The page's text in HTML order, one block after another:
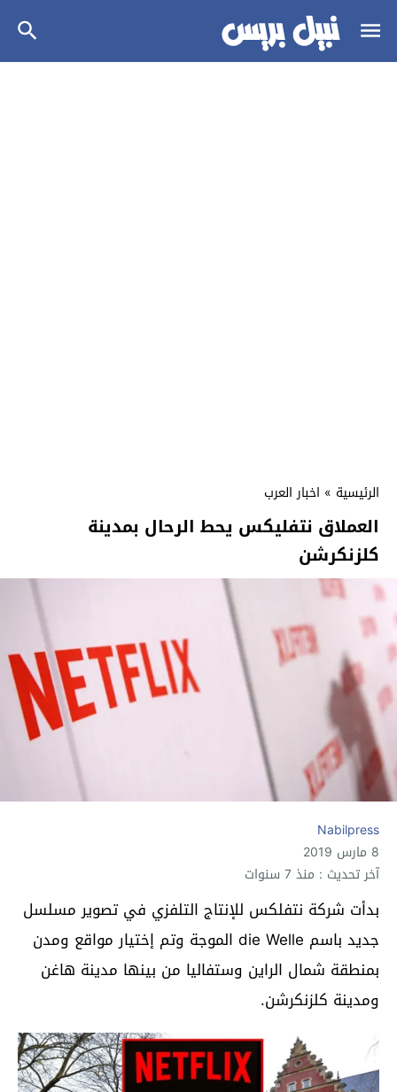
الرئيسية » اخبار العرب
العملاق نتفليكس يحط الرحال بمدينة
كلزنكرشن
Nabilpress
8 مارس 2019
آخر تحديث : منذ 7 سنوات
بدأت شركة نتفلكس للإنتاج التلفزي في تصوير مسلسل
جديد باسم die Welle الموجة وتم إختيار مواقع ومدن
بمنطقة شمال الراين وستفاليا من بينها مدينة هاغن
ومدينة كلزنكرشن.